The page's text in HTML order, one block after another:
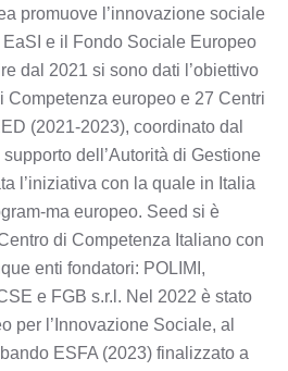
promuove l’innovazione sociale
e il Fondo Sociale Europeo
dal 2021 si sono dati l’obiettivo
Competenza europeo e 27 Centri
(2021-2023), coordinato dal
dell’Autorità di Gestione
l’iniziativa con la quale in Italia
ma europeo. Seed si è
di Competenza Italiano con
enti fondatori: POLIMI,
e FGB s.r.l. Nel 2022 è stato
per l’Innovazione Sociale, al
ESFA (2023) finalizzato a